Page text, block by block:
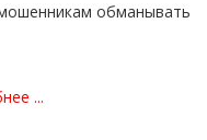
обманывать
...